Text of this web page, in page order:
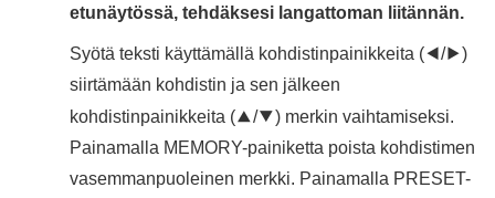
etunäytössä, tehdäksesi langattoman liitännän.
Syötä teksti käyttämällä kohdistinpainikkeita (e/r)
siirtämään kohdistin ja sen jälkeen
kohdistinpainikkeita (q/w) merkin vaihtamiseksi.
Painamalla MEMORY-painiketta poista kohdistimen
vasemmanpuoleinen merkki. Painamalla PRESET-